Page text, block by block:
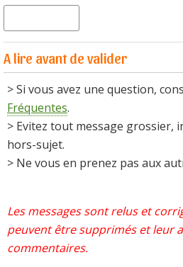
A lire avant de valider
> Si vous avez une question,
Fréquentes.
> Evitez tout message grossier,
hors-sujet.
> Ne vous en prenez pas aux
Les messages sont relus et
peuvent être supprimés et leur
commentaires.